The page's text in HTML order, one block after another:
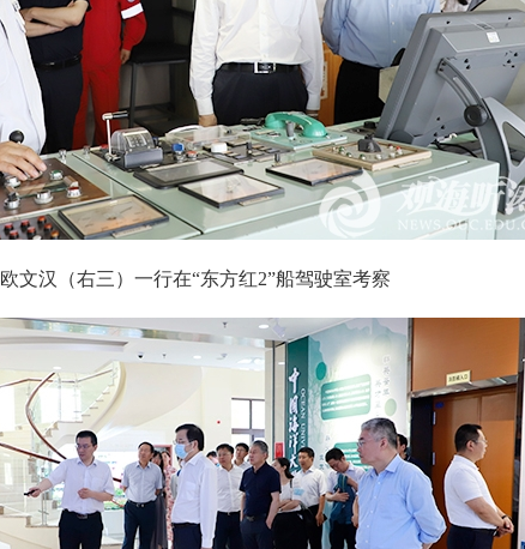
欧文汉（右三）一行在“东方红2”船驾驶室考察